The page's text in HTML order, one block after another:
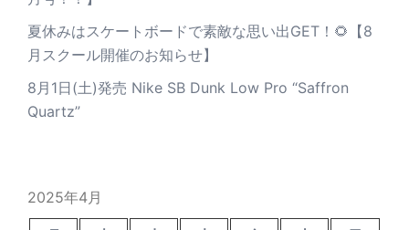
夏休みはスケートボードで素敵な思い出GET！🌻【8
月スクール開催のお知らせ】
8月1日(土)発売 Nike SB Dunk Low Pro “Saffron
Quartz”
2025年4月